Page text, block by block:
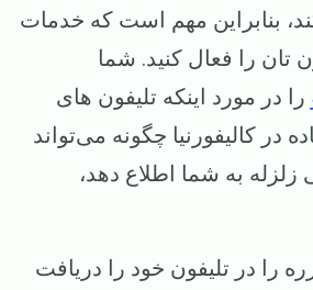
بنابراین مهم است که خدمات
تان را فعال کنید. شما
را در مورد اینکه تلیفون‌ های
در کالیفورنیا چگونه می‌تواند
به شما اطلاع دهد،
را در تلیفون خود را دریافت